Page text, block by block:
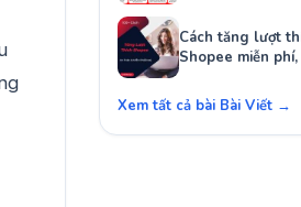
Cách tăng lượt
Shopee miễn
quả
Xem tất cả bài Bài Viết →